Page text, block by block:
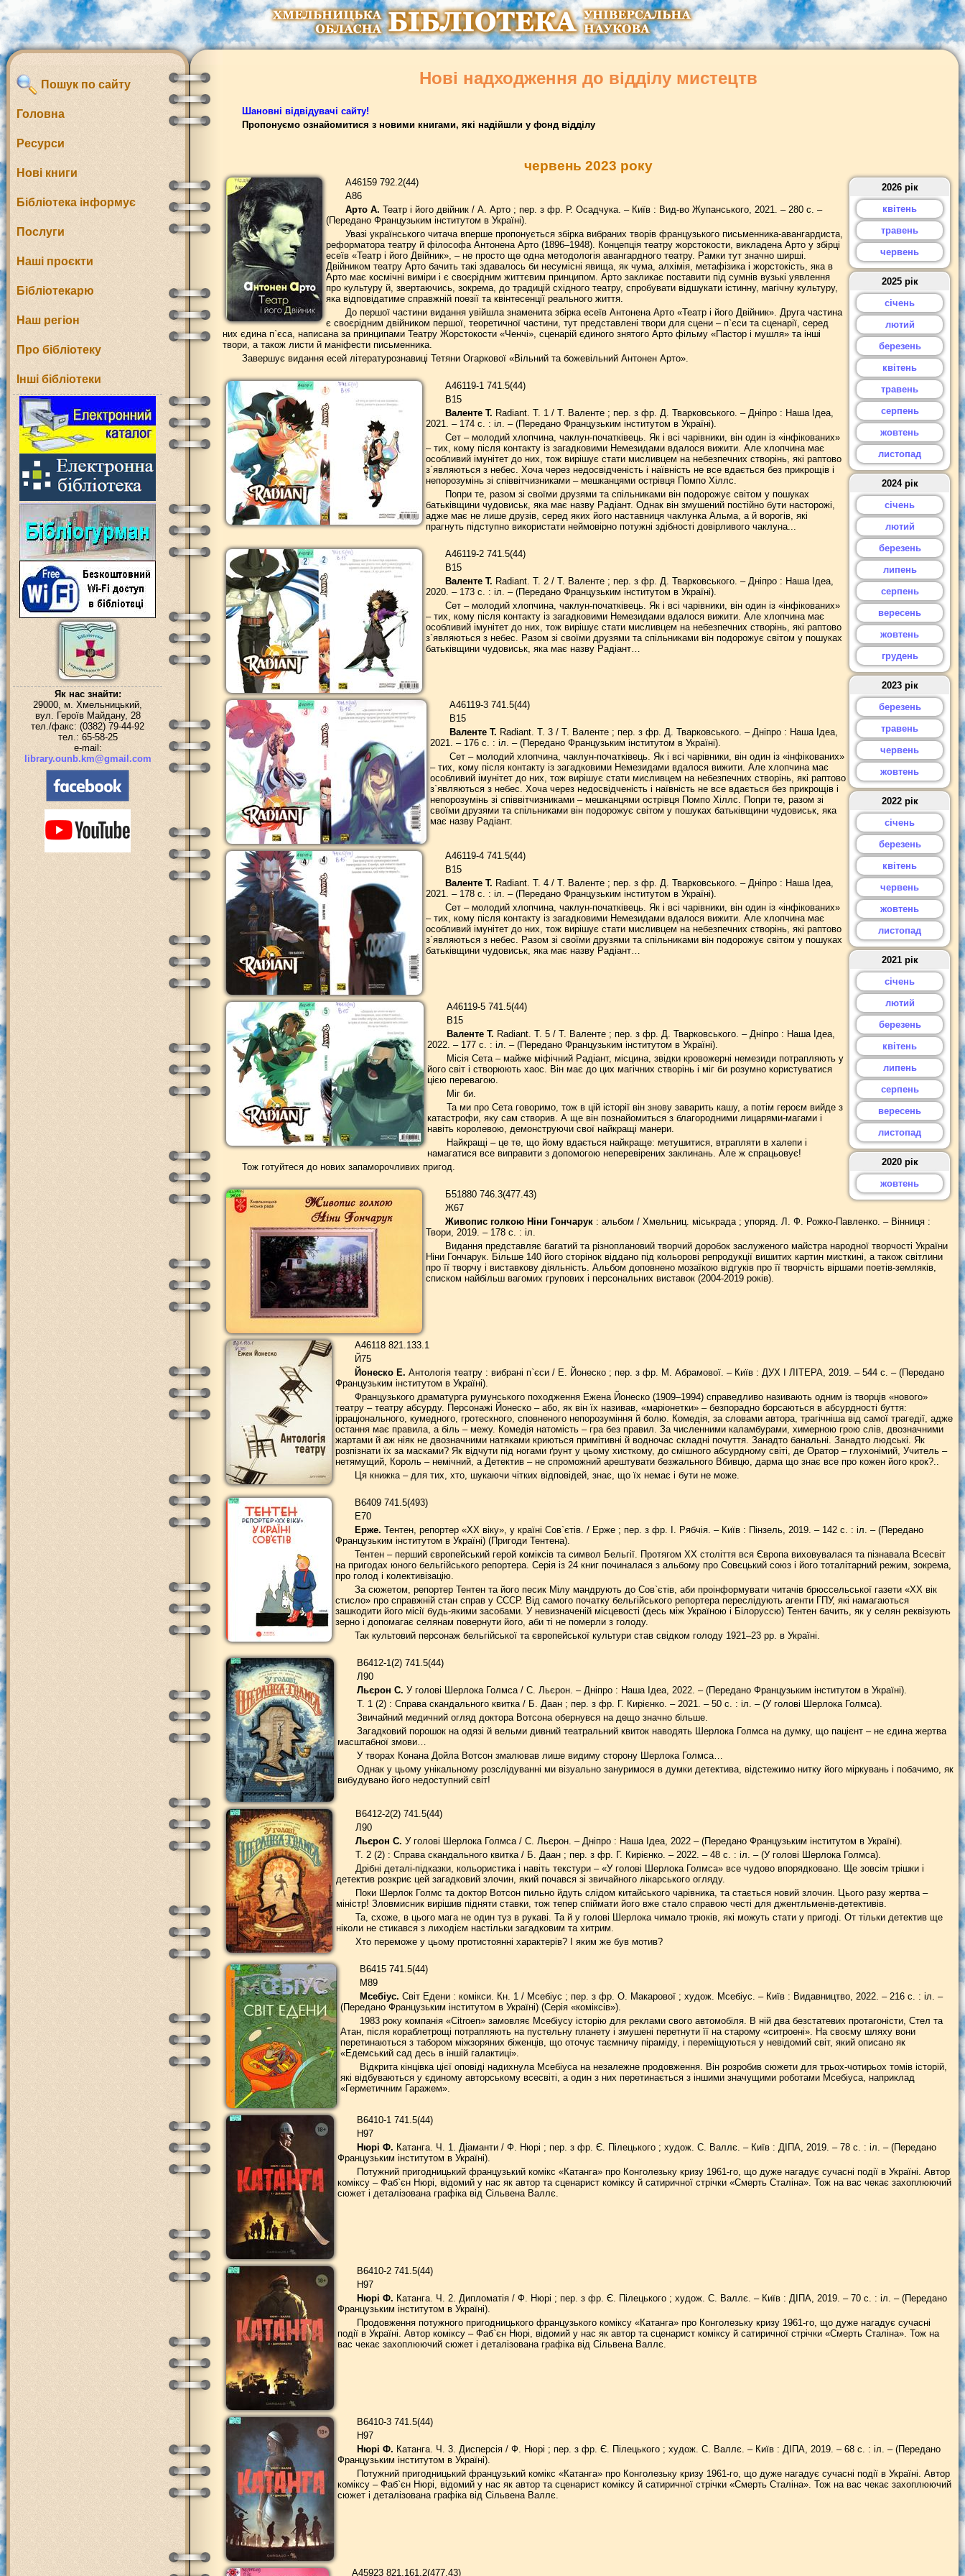
Пошук по сайту
Головна
Ресурси
Нові книги
Бібліотека інформує
Послуги
Наші проєкти
Бібліотекарю
Наш регіон
Про бібліотеку
Інші бібліотеки
Як нас знайти:
29000, м. Хмельницький,
вул. Героїв Майдану, 28
тел./факс: (0382) 79-44-92
тел.: 65-58-25
e-mail:
library.ounb.km@gmail.com
Нові надходження до відділу мистецтв
Шановні відвідувачі сайту!
Пропонуємо ознайомитися з новими книгами, які надійшли у фонд відділу
червень 2023 року
2026 рік
квітень
травень
червень
2025 рік
січень
лютий
березень
квітень
травень
серпень
жовтень
листопад
2024 рік
січень
лютий
березень
липень
серпень
вересень
жовтень
грудень
2023 рік
березень
травень
червень
жовтень
2022 рік
січень
березень
квітень
червень
жовтень
листопад
2021 рік
січень
лютий
березень
квітень
липень
серпень
вересень
листопад
2020 рік
жовтень
А46159 792.2(44)
А86
Арто А. Театр і його двійник / А. Арто ; пер. з фр. Р. Осадчука. – Київ : Вид-во Жупанського, 2021. – 280 с. –
(Передано Французьким інститутом в Україні).
Увазі українського читача вперше пропонується збірка вибраних творів французького письменника-авангардиста,
реформатора театру й філософа Антонена Арто (1896–1948). Концепція театру жорстокости, викладена Арто у збірці
есеїв «Театр і його Двійник», – не просто ще одна методологія авангардного театру. Рамки тут значно ширші.
Двійником театру Арто бачить такі здавалось би несумісні явища, як чума, алхімія, метафізика і жорстокість, яка в
Арто має космічні виміри і є своєрідним життєвим принципом. Арто закликає поставити під сумнів вузькі уявлення
про культуру й, звертаючись, зокрема, до традицій східного театру, спробувати відшукати істинну, магічну культуру,
яка відповідатиме справжній поезії та квінтесенції реального життя.
До першої частини видання увійшла знаменита збірка есеїв Антонена Арто «Театр і його Двійник». Друга частина
є своєрідним двійником першої, теоретичної частини, тут представлені твори для сцени – п`єси та сценарії, серед
них єдина п`єса, написана за принципами Театру Жорстокости «Ченчі», сценарій єдиного знятого Арто фільму «Пастор і мушля» та інші
твори, а також листи й маніфести письменника.
Завершує видання есей літературознавиці Тетяни Огаркової «Вільний та божевільний Антонен Арто».
А46119-1 741.5(44)
В15
Валенте Т. Radiant. Т. 1 / Т. Валенте ; пер. з фр. Д. Тварковського. – Дніпро : Наша Ідеа,
2021. – 174 с. : іл. – (Передано Французьким інститутом в Україні).
Сет – молодий хлопчина, чаклун-початківець. Як і всі чарівники, він один із «інфікованих»
– тих, кому після контакту із загадковими Немезидами вдалося вижити. Але хлопчина має
особливий імунітет до них, тож вирішує стати мисливцем на небезпечних створінь, які раптово
з`являються з небес. Хоча через недосвідченість і наївність не все вдається без прикрощів і
непорозумінь зі співвітчизниками – мешканцями острівця Помпо Хіллс.
Попри те, разом зі своїми друзями та спільниками він подорожує світом у пошуках
батьківщини чудовиськ, яка має назву Радіант. Однак він змушений постійно бути насторожі,
адже має не лише друзів, серед яких його наставниця чаклунка Альма, а й ворогів, які
прагнуть підступно використати неймовірно потужні здібності довірливого чаклуна...
А46119-2 741.5(44)
В15
Валенте Т. Radiant. Т. 2 / Т. Валенте ; пер. з фр. Д. Тварковського. – Дніпро : Наша Ідеа,
2020. – 173 с. : іл. – (Передано Французьким інститутом в Україні).
Сет – молодий хлопчина, чаклун-початківець. Як і всі чарівники, він один із «інфікованих»
– тих, кому після контакту із загадковими Немезидами вдалося вижити. Але хлопчина має
особливий імунітет до них, тож вирішує стати мисливцем на небезпечних створінь, які раптово
з`являються з небес. Разом зі своїми друзями та спільниками він подорожує світом у пошуках
батьківщини чудовиськ, яка має назву Радіант…
А46119-3 741.5(44)
В15
Валенте Т. Radiant. Т. 3 / Т. Валенте ; пер. з фр. Д. Тварковського. – Дніпро : Наша Ідеа,
2021. – 176 с. : іл. – (Передано Французьким інститутом в Україні).
Сет – молодий хлопчина, чаклун-початківець. Як і всі чарівники, він один із «інфікованих»
– тих, кому після контакту із загадковими Немезидами вдалося вижити. Але хлопчина має
особливий імунітет до них, тож вирішує стати мисливцем на небезпечних створінь, які раптово
з`являються з небес. Хоча через недосвідченість і наївність не все вдається без прикрощів і
непорозумінь зі співвітчизниками – мешканцями острівця Помпо Хіллс. Попри те, разом зі
своїми друзями та спільниками він подорожує світом у пошуках батьківщини чудовиськ, яка
має назву Радіант.
А46119-4 741.5(44)
В15
Валенте Т. Radiant. Т. 4 / Т. Валенте ; пер. з фр. Д. Тварковського. – Дніпро : Наша Ідеа,
2021. – 178 с. : іл. – (Передано Французьким інститутом в Україні).
Сет – молодий хлопчина, чаклун-початківець. Як і всі чарівники, він один із «інфікованих»
– тих, кому після контакту із загадковими Немезидами вдалося вижити. Але хлопчина має
особливий імунітет до них, тож вирішує стати мисливцем на небезпечних створінь, які раптово
з`являються з небес. Разом зі своїми друзями та спільниками він подорожує світом у пошуках
батьківщини чудовиськ, яка має назву Радіант…
А46119-5 741.5(44)
В15
Валенте Т. Radiant. Т. 5 / Т. Валенте ; пер. з фр. Д. Тварковського. – Дніпро : Наша Ідеа,
2022. – 177 с. : іл. – (Передано Французьким інститутом в Україні).
Місія Сета – майже міфічний Радіант, місцина, звідки кровожерні немезиди потрапляють у
його світ і створюють хаос. Він має до цих магічних створінь і міг би розумно користуватися
цією перевагою.
Міг би.
Та ми про Сета говоримо, тож в цій історії він знову заварить кашу, а потім героєм вийде з
катастрофи, яку сам створив. А ще він познайомиться з благородними лицарями-магами і
навіть королевою, демонструючи свої найкращі манери.
Найкращі – це те, що йому вдається найкраще: метушитися, втрапляти в халепи і
намагатися все виправити з допомогою неперевірених заклинань. Але ж спрацьовує!
Тож готуйтеся до нових запаморочливих пригод.
Б51880 746.3(477.43)
Ж67
Живопис голкою Ніни Гончарук: альбом / Хмельниц. міськрада ; упоряд. Л. Ф. Рожко-Павленко. – Вінниця :
Твори, 2019. – 178 с. : іл.
Видання представляє багатий та різноплановий творчий доробок заслуженого майстра народної творчості України
Ніни Гончарук. Більше 140 його сторінок віддано під кольорові репродукції вишитих картин мисткині, а також світлини
про її творчу і виставкову діяльність. Альбом доповнено мозаїкою відгуків про її творчість віршами поетів-земляків,
списком найбільш вагомих групових і персональних виставок (2004-2019 років).
А46118 821.133.1
Й75
Йонеско Е. Антологія театру : вибрані п`єси / Е. Йонеско ; пер. з фр. М. Абрамової. – Київ : ДУХ І ЛІТЕРА, 2019. – 544 с. – (Передано
Французьким інститутом в Україні).
Французького драматурга румунського походження Ежена Йонеско (1909–1994) справедливо називають одним із творців «нового»
театру – театру абсурду. Персонажі Йонеско – або, як він їх називав, «маріонетки» – безпорадно борсаються в абсурдності буття:
ірраціонального, кумедного, гротескного, сповненого непорозуміння й болю. Комедія, за словами автора, трагічніша від самої трагедії, адже
остання має правила, а біль – межу. Комедія натомість – гра без правил. За численними каламбурами, химерною грою слів, двозначними
жартами й аж ніяк не двозначними натяками криються примітивні й водночас складні почуття. Занадто банальні. Занадто людські. Як
розпізнати їх за масками? Як відчути під ногами ґрунт у цьому хисткому, до смішного абсурдному світі, де Оратор – глухонімий, Учитель –
нетямущий, Король – немічний, а Детектив – не спроможний арештувати безжального Вбивцю, дарма що знає все про кожен його крок?..
Ця книжка – для тих, хто, шукаючи чітких відповідей, знає, що їх немає і бути не може.
В6409 741.5(493)
Е70
Ерже. Тентен, репортер «ХХ віку», у країні Сов`єтів. / Ерже ; пер. з фр. І. Рябчія. – Київ : Пінзель, 2019. – 142 с. : іл. – (Передано
Французьким інститутом в Україні) (Пригоди Тентена).
Тентен – перший європейський герой коміксів та символ Бельгії. Протягом ХХ століття вся Європа виховувалася та пізнавала Всесвіт
на пригодах юного бельгійського репортера. Серія із 24 книг починалася з альбому про Совєцький союз і його тоталітарний режим, зокрема,
про голод і колективізацію.
За сюжетом, репортер Тентен та його песик Мілу мандрують до Сов`єтів, аби проінформувати читачів брюссельської газети «ХХ вік
стисло» про справжній стан справ у СССР. Від самого початку бельгійського репортера переслідують агенти ГПУ, які намагаються
зашкодити його місії будь-якими засобами. У невизначеній місцевості (десь між Україною і Білоруссю) Тентен бачить, як у селян реквізують
зерно і допомагає селянам повернути його, аби ті не померли з голоду.
Так культовий персонаж бельгійської та європейської культури став свідком голоду 1921–23 рр. в Україні.
В6412-1(2) 741.5(44)
Л90
Льєрон С. У голові Шерлока Голмса / С. Льєрон. – Дніпро : Наша Ідеа, 2022. – (Передано Французьким інститутом в Україні).
Т. 1 (2) : Справа скандального квитка / Б. Даан ; пер. з фр. Г. Кирієнко. – 2021. – 50 с. : іл. – (У голові Шерлока Голмса).
Звичайний медичний огляд доктора Вотсона обернувся на дещо значно більше.
Загадковий порошок на одязі й вельми дивний театральний квиток наводять Шерлока Голмса на думку, що пацієнт – не єдина жертва
масштабної змови…
У творах Конана Дойла Вотсон змалював лише видиму сторону Шерлока Голмса…
Однак у цьому унікальному розслідуванні ми візуально зануримося в думки детектива, відстежимо нитку його міркувань і побачимо, як
вибудувано його недоступний світ!
В6412-2(2) 741.5(44)
Л90
Льєрон С. У голові Шерлока Голмса / С. Льєрон. – Дніпро : Наша Ідеа, 2022 – (Передано Французьким інститутом в Україні).
Т. 2 (2) : Справа скандального квитка / Б. Даан ; пер. з фр. Г. Кирієнко. – 2022. – 48 с. : іл. – (У голові Шерлока Голмса).
Дрібні деталі-підказки, кольористика і навіть текстури – «У голові Шерлока Голмса» все чудово впорядковано. Ще зовсім трішки і
детектив розкриє цей загадковий злочин, який почався зі звичайного лікарського огляду.
Поки Шерлок Голмс та доктор Вотсон пильно йдуть слідом китайського чарівника, та стається новий злочин. Цього разу жертва –
міністр! Зловмисник вирішив підняти ставки, тож тепер спіймати його вже стало справою честі для джентльменів-детективів.
Та, схоже, в цього мага не один туз в рукаві. Та й у голові Шерлока чимало трюків, які можуть стати у пригоді. От тільки детектив ще
ніколи не стикався з лиходієм настільки загадковим та хитрим.
Хто переможе у цьому протистоянні характерів? І яким же був мотив?
В6415 741.5(44)
М89
Мсебіус. Світ Едени : комікси. Кн. 1 / Мсебіус ; пер. з фр. О. Макарової ; худож. Мсебіус. – Київ : Видавництво, 2022. – 216 с. : іл. –
(Передано Французьким інститутом в Україні) (Серія «коміксів»).
1983 року компанія «Citroen» замовляє Мсебіусу історію для реклами свого автомобіля. В ній два безстатевих протагоністи, Стел та
Атан, після кораблетрощі потрапляють на пустельну планету і змушені перетнути її на старому «ситроені». На своєму шляху вони
перетинаються з табором міжзоряних біженців, що оточує таємничу піраміду, і переміщуються у невідомий світ, який описано як
«Едемський сад десь в іншій галактиці».
Відкрита кінцівка цієї оповіді надихнула Мсебіуса на незалежне продовження. Він розробив сюжети для трьох-чотирьох томів історій,
які відбуваються у єдиному авторському всесвіті, а один з них перетинається з іншими значущими роботами Мсебіуса, наприклад
«Герметичним Гаражем».
В6410-1 741.5(44)
Н97
Нюрі Ф. Катанга. Ч. 1. Діаманти / Ф. Нюрі ; пер. з фр. Є. Пілецького ; худож. С. Валлє. – Київ : ДІПА, 2019. – 78 с. : іл. – (Передано
Французьким інститутом в Україні).
Потужний пригодницький французький комікс «Катанга» про Конголезьку кризу 1961-го, що дуже нагадує сучасні події в Україні. Автор
коміксу – Фаб`єн Нюрі, відомий у нас як автор та сценарист коміксу й сатиричної стрічки «Смерть Сталіна». Тож на вас чекає захоплюючий
сюжет і деталізована графіка від Сільвена Валлє.
В6410-2 741.5(44)
Н97
Нюрі Ф. Катанга. Ч. 2. Дипломатія / Ф. Нюрі ; пер. з фр. Є. Пілецького ; худож. С. Валлє. – Київ : ДІПА, 2019. – 70 с. : іл. – (Передано
Французьким інститутом в Україні).
Продовження потужного пригодницького французького коміксу «Катанга» про Конголезьку кризу 1961-го, що дуже нагадує сучасні
події в Україні. Автор коміксу – Фаб`єн Нюрі, відомий у нас як автор та сценарист коміксу й сатиричної стрічки «Смерть Сталіна». Тож на
вас чекає захоплюючий сюжет і деталізована графіка від Сільвена Валлє.
В6410-3 741.5(44)
Н97
Нюрі Ф. Катанга. Ч. 3. Дисперсія / Ф. Нюрі ; пер. з фр. Є. Пілецького ; худож. С. Валлє. – Київ : ДІПА, 2019. – 68 с. : іл. – (Передано
Французьким інститутом в Україні).
Потужний пригодницький французький комікс «Катанга» про Конголезьку кризу 1961-го, що дуже нагадує сучасні події в Україні. Автор
коміксу – Фаб`єн Нюрі, відомий у нас як автор та сценарист коміксу й сатиричної стрічки «Смерть Сталіна». Тож на вас чекає захоплюючий
сюжет і деталізована графіка від Сільвена Валлє.
А45923 821.161.2(477.43)